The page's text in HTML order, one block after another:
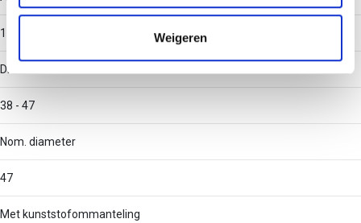
verzameld op basis van uw gebruik van hun services.
Weigeren
1
Diameter
38 - 47
Nom. diameter
47
Met kunststofommanteling